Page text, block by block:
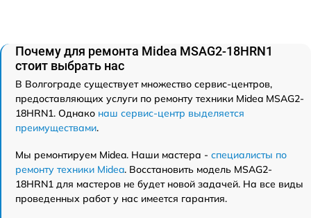
Почему для ремонта Midea MSAG2-18HRN1
стоит выбрать нас
В Волгограде существует множество сервис-центров,
предоставляющих услуги по ремонту техники Midea MSAG2-
18HRN1. Однако наш сервис-центр выделяется
преимуществами.
Мы ремонтируем Midea. Наши мастера - специалисты по
ремонту техники Midea. Восстановить модель MSAG2-
18HRN1 для мастеров не будет новой задачей. На все виды
проведенных работ у нас имеется гарантия.